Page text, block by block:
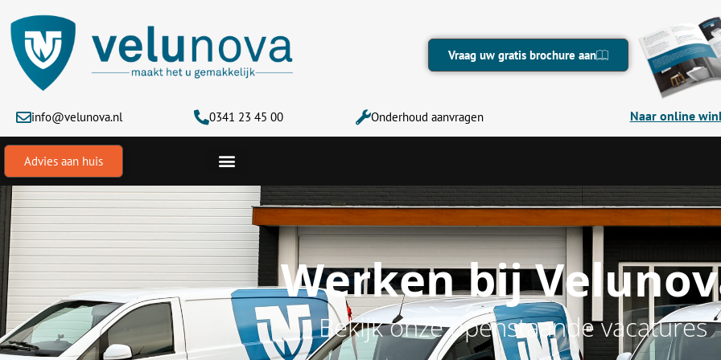
naar
inhoud
Vraag uw gratis brochure aan
info@velunova.nl 0341 23 45 00 Onderhoud aanvragen Naar online
Advies aan huis
Werken bij
Bekijk onze openstaande vacatures